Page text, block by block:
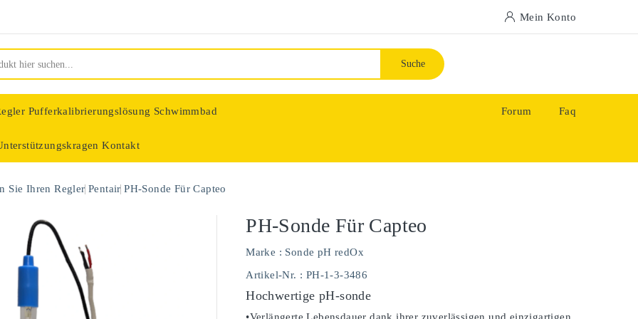
Mein Konto
Suche
Pufferkalibrierungslösung Schwimmbad
Kontakt
Forum Faq
Sie Ihren Regler Pentair PH-Sonde Für Capteo
PH-Sonde Für Capteo
Marke : Sonde pH redOx
Artikel-Nr. : PH-1-3-3486
Hochwertige pH-sonde